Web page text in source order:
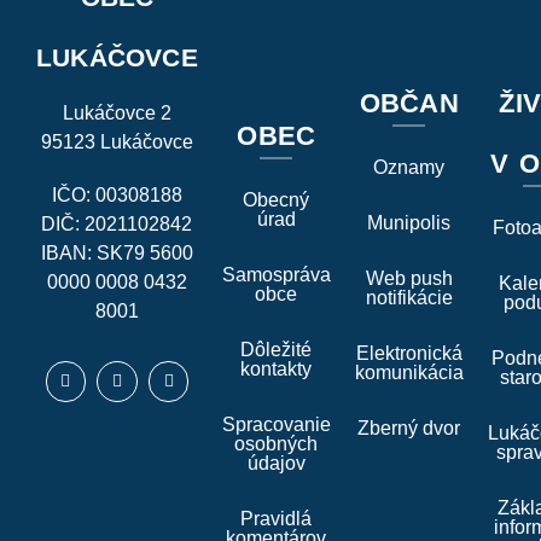
LUKÁČOVCE
Lukáčovce 2
95123 Lukáčovce
IČO: 00308188
DIČ: 2021102842
IBAN: SK79 5600
0000 0008 0432
8001
OBEC
Obecný
úrad
Samospráva
obce
Dôležité
kontakty
Spracovanie
osobných
údajov
Pravidlá
OBČAN
Oznamy
Munipolis
Web push
notifikácie
Elektronická
komunikácia
Zberný dvor
V